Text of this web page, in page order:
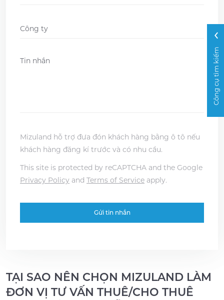
YYYY
Company
Message
Mizuland hỗ trợ đưa đón khách hàng bằng ô tô nếu
khách hàng đăng kí trước và có nhu cầu.
This site is protected by reCAPTCHA and the Google
Privacy Policy and Terms of Service apply.
TẠI SAO NÊN CHỌN MIZULAND LÀM
ĐƠN VỊ TƯ VẤN THUÊ/CHO THUÊ
Công cụ tìm kiếm